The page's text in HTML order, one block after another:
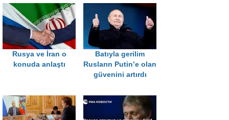
Rusya ve İran o
konuda anlaştı
Batıyla gerilim
Rusların Putin’e olan
güvenini artırdı